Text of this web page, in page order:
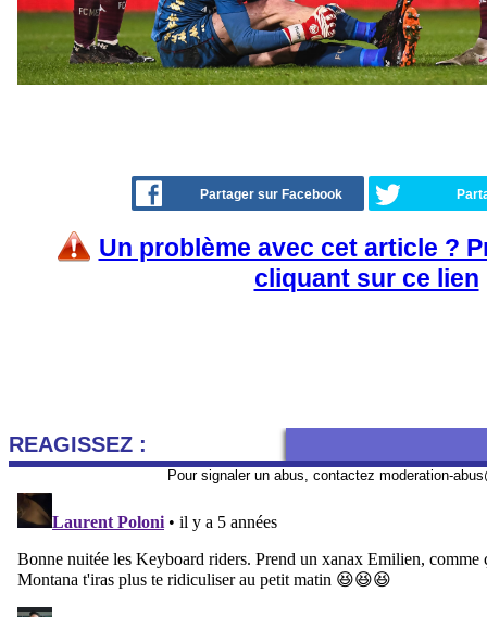
Partager sur Facebook
Un problème avec cet article ?
cliquant sur ce lien
REAGISSEZ :
Pour signaler un abus, contactez moderation-